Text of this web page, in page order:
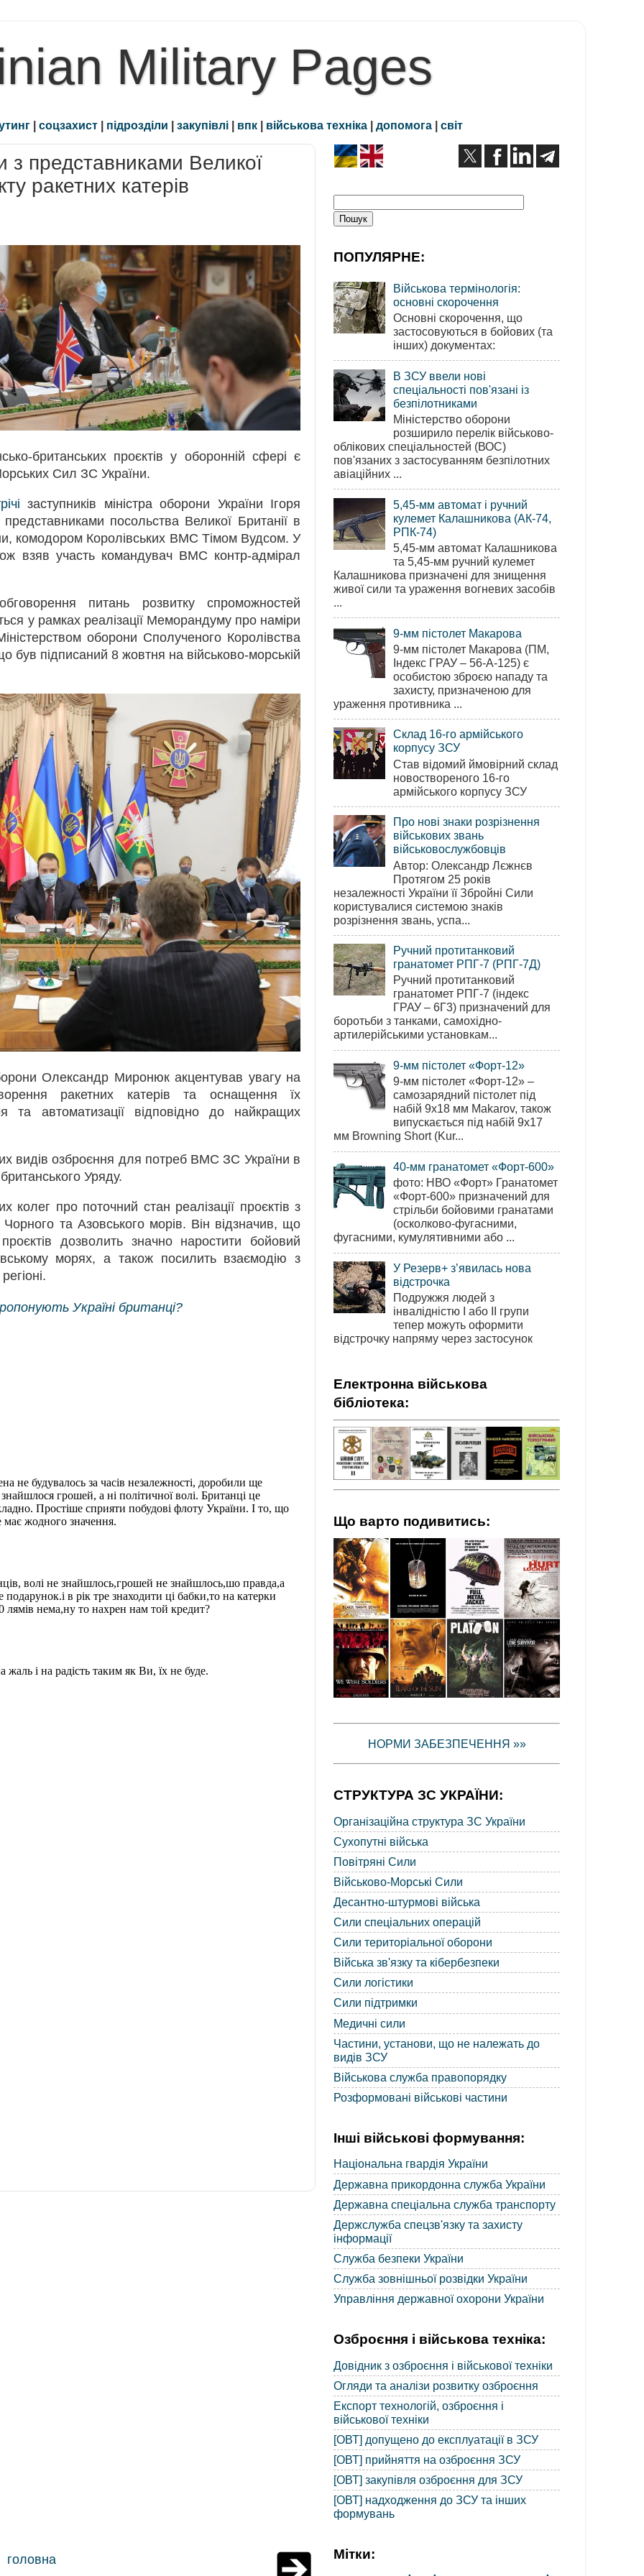
Military Pages
| соцзахист | підрозділи | закупівлі | впк | військова техніка | допомога | світ
з представниками Великої
ракетних катерів
британських проєктів у оборонній сфері є
Сил ЗС України.
заступників міністра оборони України Ігоря
посольства Великої Британії в
комодором Королівських ВМС Тімом Вудсом. У
взяв участь командувач ВМС контр-адмірал
питань розвитку спроможностей
у рамках реалізації Меморандуму про наміри
оборони Сполученого Королівства
був підписаний 8 жовтня на військово-морській
Олександр Миронюк акцентував увагу на
ракетних катерів та оснащення їх
та автоматизації відповідно до найкращих
видів озброєння для потреб ВМС ЗС України в
Уряду.
колег про поточний стан реалізації проєктів з
та Азовського морів. Він відзначив, що
дозволить значно наростити бойовий
морях, а також посилить взаємодію з
Україні британці?
головна
ПОПУЛЯРНЕ:
Військова термінологія:
основні скорочення
Основні скорочення, що
застосовуються в бойових (та
інших) документах:
В ЗСУ ввели нові
спеціальності пов'язані із
безпілотниками
Міністерство оборони
розширило перелік військово-
облікових спеціальностей (ВОС)
пов'язаних з застосуванням безпілотних
авіаційних ...
5,45-мм автомат і ручний
кулемет Калашникова (АК-74,
РПК-74)
5,45-мм автомат Калашникова
та 5,45-мм ручний кулемет
Калашникова призначені для знищення
живої сили та ураження вогневих засобів
...
9-мм пістолет Макарова
9-мм пістолет Макарова (ПМ,
Індекс ГРАУ – 56-А-125) є
особистою зброєю нападу та
захисту, призначеною для
ураження противника ...
Склад 16-го армійського
корпусу ЗСУ
Став відомий ймовірний склад
новоствореного 16-го
армійського корпусу ЗСУ
Про нові знаки розрізнення
військових звань
військовослужбовців
Автор: Олександр Лєжнєв
Протягом 25 років
незалежності України її Збройні Сили
користувалися системою знаків
розрізнення звань, успа...
Ручний протитанковий
гранатомет РПГ-7 (РПГ-7Д)
Ручний протитанковий
гранатомет РПГ-7 (індекс
ГРАУ – 6Г3) призначений для
боротьби з танками, самохідно-
артилерійськими установкам...
9-мм пістолет «Форт-12»
9-мм пістолет «Форт-12» –
самозарядний пістолет під
набій 9х18 мм Makarov, також
випускається під набій 9х17
мм Browning Short (Kur...
40-мм гранатомет «Форт-600»
фото: НВО «Форт» Гранатомет
«Форт-600» призначений для
стрільби бойовими гранатами
(осколково-фугасними,
фугасними, кумулятивними або ...
У Резерв+ з’явилась нова
відстрочка
Подружжя людей з
інвалідністю І або ІІ групи
тепер можуть оформити
відстрочку напряму через застосунок
Електронна військова
бібліотека:
Що варто подивитись:
НОРМИ ЗАБЕЗПЕЧЕННЯ »»
СТРУКТУРА ЗС УКРАЇНИ:
Організаційна структура ЗС України
Сухопутні війська
Повітряні Сили
Військово-Морські Сили
Десантно-штурмові війська
Сили спеціальних операцій
Сили територіальної оборони
Війська зв'язку та кібербезпеки
Сили логістики
Сили підтримки
Медичні сили
Частини, установи, що не належать до
видів ЗСУ
Військова служба правопорядку
Розформовані військові частини
Інші військові формування:
Національна гвардія України
Державна прикордонна служба України
Державна спеціальна служба транспорту
Держслужба спецзв'язку та захисту
інформації
Служба безпеки України
Служба зовнішньої розвідки України
Управління державної охорони України
Озброєння і військова техніка:
Довідник з озброєння і військової техніки
Огляди та аналізи розвитку озброєння
Експорт технологій, озброєння і
військової техніки
[ОВТ] допущено до експлуатації в ЗСУ
[ОВТ] прийняття на озброєння ЗСУ
[ОВТ] закупівля озброєння для ЗСУ
[ОВТ] надходження до ЗСУ та інших
формувань
Мітки: